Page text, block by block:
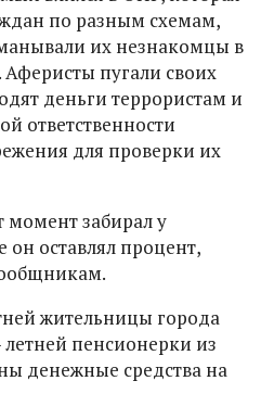
по разным схемам,
их незнакомцы в
пугали своих
деньги террористам и
ответственности
для проверки их
момент забирал у
он оставлял процент,
жительницы города
пенсионерки из
денежные средства на